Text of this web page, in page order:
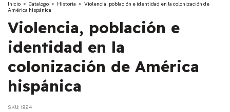
Inicio > Catalogo > Historia > Violencia, población e identidad en la colonización de
América hispánica
Violencia, población e
identidad en la
colonización de América
hispánica
SKU: 1924